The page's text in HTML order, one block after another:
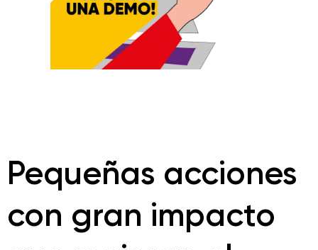
Pequeñas acciones
con gran impacto